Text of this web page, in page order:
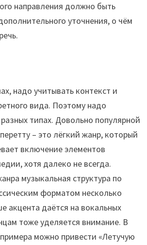
направления должно быть
уточнения, о чём
надо учитывать контекст и
вида. Поэтому надо
типах. Довольно популярной
– это лёгкий жанр, который
включение элементов
хотя далеко не всегда.
музыкальная структура по
форматом несколько
акцента даётся на вокальных
тоже уделяется внимание. В
можно привести «Летучую